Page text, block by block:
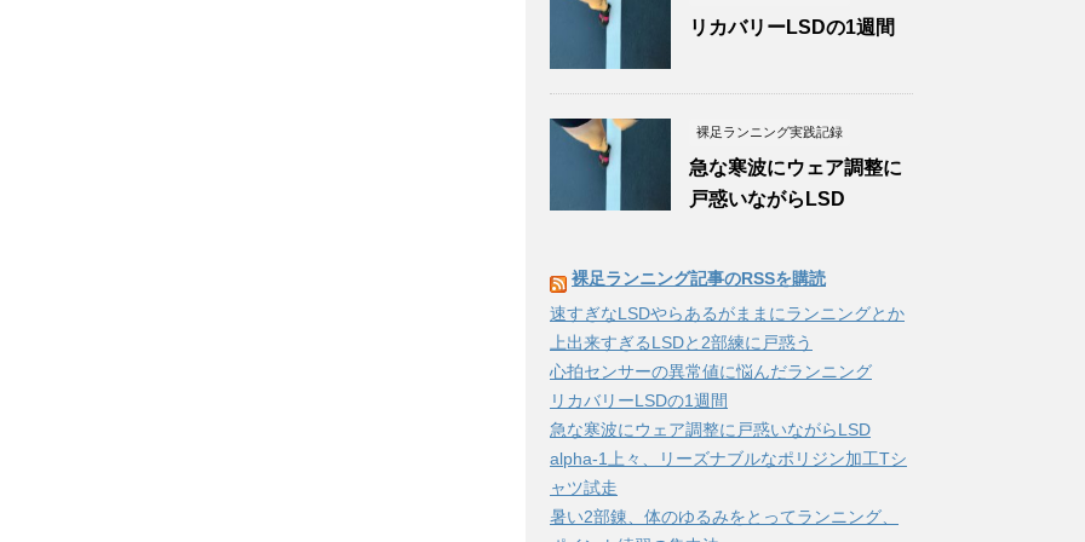
リカバリーLSDの1週間
裸足ランニング実践記録
急な寒波にウェア調整に
戸惑いながらLSD
裸足ランニング記事のRSSを購読
速すぎなLSDやらあるがままにランニングとか
上出来すぎるLSDと2部練に戸惑う
心拍センサーの異常値に悩んだランニング
リカバリーLSDの1週間
急な寒波にウェア調整に戸惑いながらLSD
alpha-1上々、リーズナブルなポリジン加工Tシ
ャツ試走
暑い2部錬、体のゆるみをとってランニング、